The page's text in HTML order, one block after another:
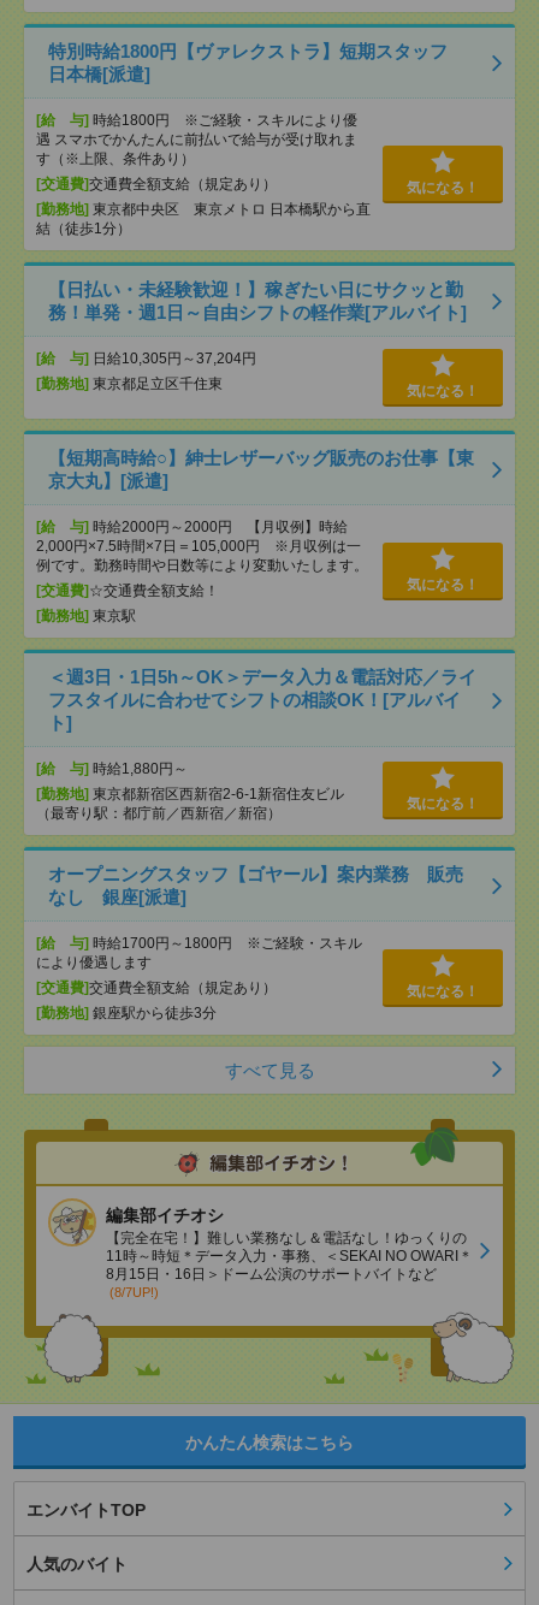
特別時給1800円【ヴァレクストラ】短期スタッフ
日本橋[派遣]
[給 与] 時給1800円 ※ご経験・スキルにより優
遇 スマホでかんたんに前払いで給与が受け取れま
す（※上限、条件あり）
[交通費]交通費全額支給（規定あり）
[勤務地] 東京都中央区 東京メトロ 日本橋駅から直
結（徒歩1分）
気になる！
【日払い・未経験歓迎！】稼ぎたい日にサクッと勤
務！単発・週1日～自由シフトの軽作業[アルバイト]
[給 与] 日給10,305円～37,204円
[勤務地] 東京都足立区千住東 気になる！
【短期高時給○】紳士レザーバッグ販売のお仕事【東
京大丸】[派遣]
[給 与] 時給2000円～2000円 【月収例】時給
2,000円×7.5時間×7日＝105,000円 ※月収例は一
例です。勤務時間や日数等により変動いたします。
[交通費] ☆交通費全額支給！
[勤務地] 東京駅
気になる！
＜週3日・1日5h～OK＞データ入力＆電話対応／ライ
フスタイルに合わせてシフトの相談OK！[アルバイ
ト]
[給 与] 時給1,880円～
[勤務地] 東京都新宿区西新宿2-6-1新宿住友ビル
（最寄り駅：都庁前／西新宿／新宿）
気になる！
オープニングスタッフ【ゴヤール】案内業務 販売
なし 銀座[派遣]
[給 与] 時給1700円～1800円 ※ご経験・スキル
により優遇します
[交通費]交通費全額支給（規定あり）
[勤務地] 銀座駅から徒歩3分
気になる！
すべて見る
編集部イチオシ
【完全在宅！】難しい業務なし＆電話なし！ゆっくりの
11時～時短＊データ入力・事務、＜SEKAI NO OWARI＊
8月15日・16日＞ドーム公演のサポートバイトなど
(8/7UP!)
かんたん検索はこちら
エンバイトTOP
人気のバイト